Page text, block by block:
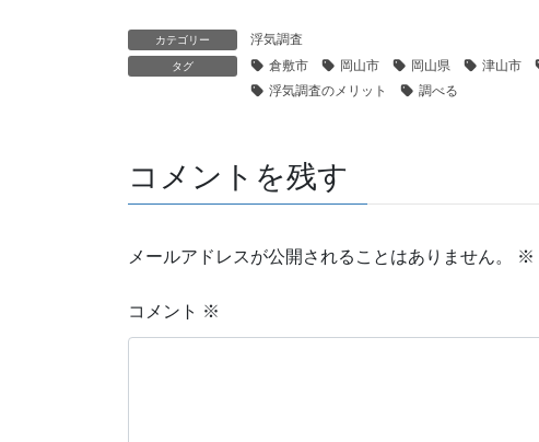
カテゴリー 浮気調査
タグ 倉敷市 岡山市 岡山県 津山市
浮気調査のメリット
調べる
コメントを残す
メールアドレスが公開されることはありません。 ※
コメント ※